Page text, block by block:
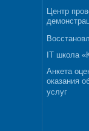
Центр
IT школа
Анкета
оказания
услуг